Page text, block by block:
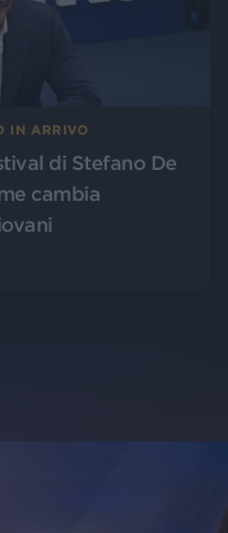
IN ARRIVO
di Stefano De
cambia